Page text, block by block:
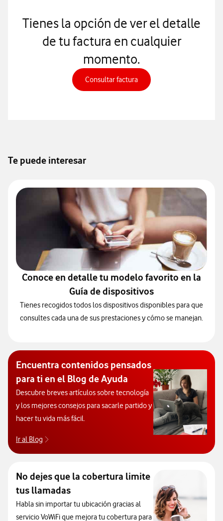
Tienes la opción de ver el detalle
de tu factura en cualquier
momento.
Consultar facturaConsulta factura, abre en
Te puede interesar
Conoce en detalle tu modelo favorito en la
Guía de dispositivos
Tienes recogidos todos los dispositivos disponibles para que
consultes cada una de sus prestaciones y cómo se manejan.
Encuentra contenidos pensados
para ti en el Blog de Ayuda
Descubre breves artículos sobre tecnología
y los mejores consejos para sacarle partido y
hacer tu vida más fácil.
Ir al Blog
No dejes que la cobertura limite
tus llamadas
Habla sin importar tu ubicación gracias al
servicio VoWiFi que mejora tu cobertura para